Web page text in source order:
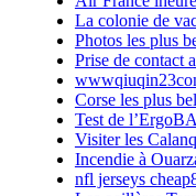
La colonie de
Photos les plus
Prise de contact
Corse les plus
Test de
Visiter les
Incendie à
nfl jerseys